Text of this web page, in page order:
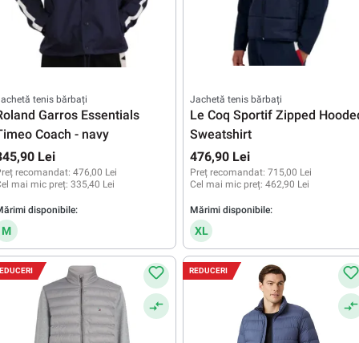
tenis bărbați
Garros Essentials
Coach - navy
Lei
recomandat: 476,00 Lei
mai mic preț: 335,40 Lei
disponibile:
M
Jachetă tenis bărbați
Le Coq Sportif Zipped
Sweatshirt
476,90 Lei
Preț recomandat: 715,00 Lei
Cel mai mic preț: 462,90 Lei
Mărimi disponibile:
XL
REDUCERI